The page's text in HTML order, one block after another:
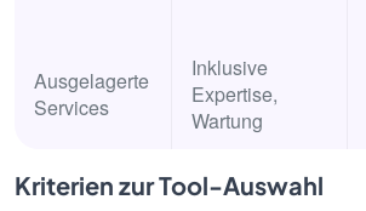
Ausgelagerte
Services
Inklusive
Expertise,
Wartung
Kriterien zur Tool-Auswahl